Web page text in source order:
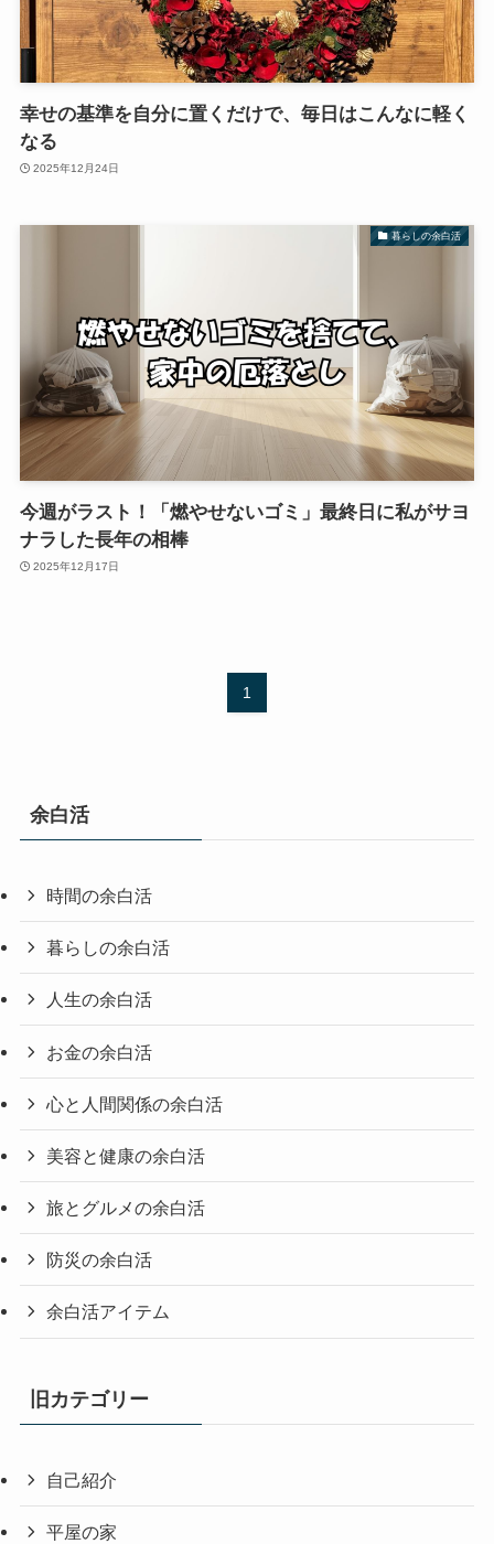
幸せの基準を自分に置くだけで、毎日はこんなに軽く
なる
2025年12月24日
暮らしの余白活
今週がラスト！「燃やせないゴミ」最終日に私がサヨ
ナラした長年の相棒
2025年12月17日
1
余白活
時間の余白活
暮らしの余白活
人生の余白活
お金の余白活
心と人間関係の余白活
美容と健康の余白活
旅とグルメの余白活
防災の余白活
余白活アイテム
旧カテゴリー
自己紹介
平屋の家